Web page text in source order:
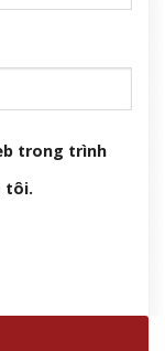
trong trình
tôi.